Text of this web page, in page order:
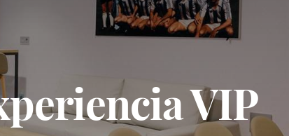
VIP